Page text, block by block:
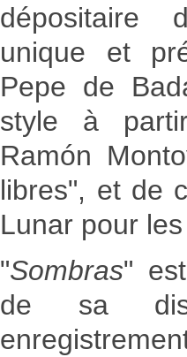
dépositaire
unique et
Pepe de
style à
Ramón
libres", et de
Lunar pour
"Sombras"
de sa